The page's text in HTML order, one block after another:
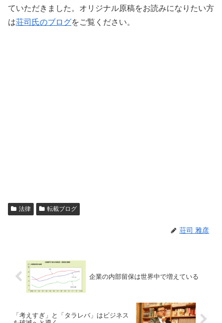
ていただきました。オリジナル原稿をお読みになりたい方
は荘司氏のブログをご覧ください。
法律 転載ブログ
荘司 雅彦
企業の内部留保は世界中で増えている
「考えすぎ」と「タラレバ」はビジネス